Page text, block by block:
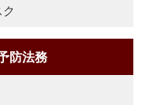
防法務